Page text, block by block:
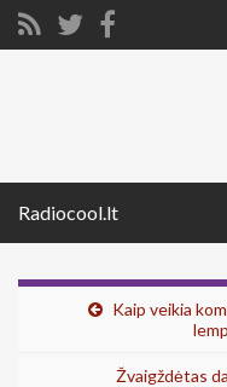
Radiocool.lt
Kaip veikia
Žvaigždėtas